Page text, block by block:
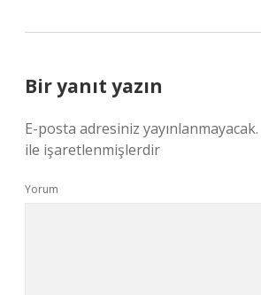
Bir yanıt yazın
E-posta adresiniz yayınlanmayacak.
ile işaretlenmişlerdir
Yorum